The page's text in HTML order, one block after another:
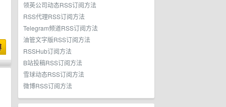
领英公司动态RSS订阅方法
RSS代理RSS订阅方法
Telegram频道RSS订阅方法
油管文字版RSS订阅方法
RSSHub订阅方法
B站投稿RSS订阅方法
雪球动态RSS订阅方法
微博RSS订阅方法